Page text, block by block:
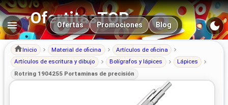
OfertitasTOP
Navegación principal
Ofertas Promociones Blog
Inicio Material de oficina
Artículos de oficina
Artículos de escritura y dibujo
Bolígrafos y lápices
Lápices
Rotring 1904255 Portaminas de precisión